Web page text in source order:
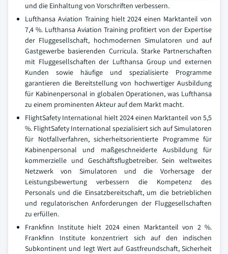
und die Einhaltung von Vorschriften verbessern.
Lufthansa Aviation Training hielt 2024 einen Marktanteil von
7,4 %. Lufthansa Aviation Training profitiert von der Expertise
der Fluggesellschaft, hochmodernen Simulatoren und auf
Gastgewerbe basierenden Curricula. Starke Partnerschaften
mit Fluggesellschaften der Lufthansa Group und externen
Kunden sowie häufige und spezialisierte Programme
garantieren die Bereitstellung von hochwertiger Ausbildung
für Kabinenpersonal in globalen Operationen, was Lufthansa
zu einem prominenten Akteur auf dem Markt macht.
FlightSafety International hielt 2024 einen Marktanteil von 5,5
%. FlightSafety International spezialisiert sich auf Simulatoren
für Notfallverfahren, sicherheitsorientierte Programme für
Kabinenpersonal und maßgeschneiderte Ausbildung für
kommerzielle und Geschäftsflugbetreiber. Sein weltweites
Netzwerk von Simulatoren und die Vorhersage der
Leistungsbewertung verbessern die Kompetenz des
Personals und die Einsatzbereitschaft, um die betrieblichen
und regulatorischen Anforderungen der Fluggesellschaften
zu erfüllen.
Frankfinn Institute hielt 2024 einen Marktanteil von 2 %.
Frankfinn Institute konzentriert sich auf den indischen
Subkontinent und legt Wert auf Gastfreundschaft, Sicherheit